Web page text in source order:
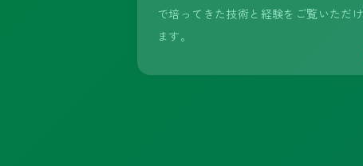
で培ってきた技術と経験をご覧いただけ
ます。